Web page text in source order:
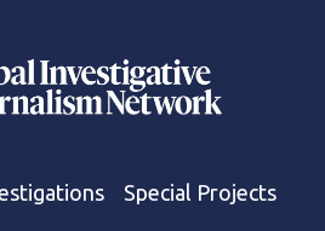
Special Projects